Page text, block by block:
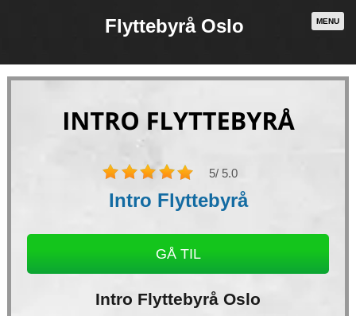
MENU
Flyttebyrå Oslo
5/ 5.0
Intro Flyttebyrå
GÅ TIL
Intro Flyttebyrå Oslo